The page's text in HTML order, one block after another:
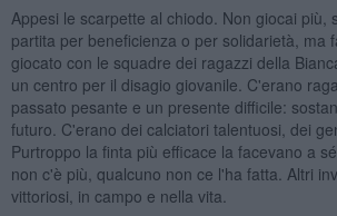
Appesi le scarpette al chiodo. Non giocai più,
partita per beneficienza o per solidarietà, ma
giocato con le squadre dei ragazzi della
un centro per il disagio giovanile. C'erano
passato pesante e un presente difficile:
futuro. C'erano dei calciatori talentuosi, dei
Purtroppo la finta più efficace la facevano a
non c'è più, qualcuno non ce l'ha fatta. Altri
vittoriosi, in campo e nella vita.